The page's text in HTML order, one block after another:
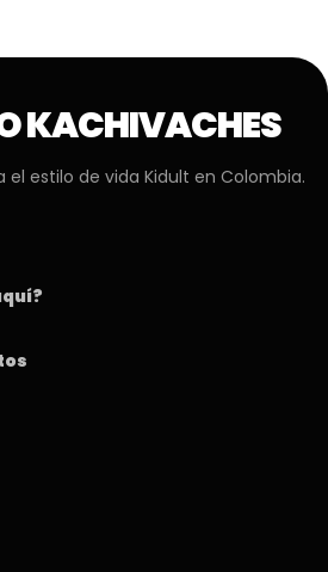
KACHIVACHES
estilo de vida Kidult en Colombia.